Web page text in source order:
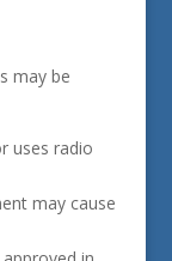
may be
uses radio
may cause